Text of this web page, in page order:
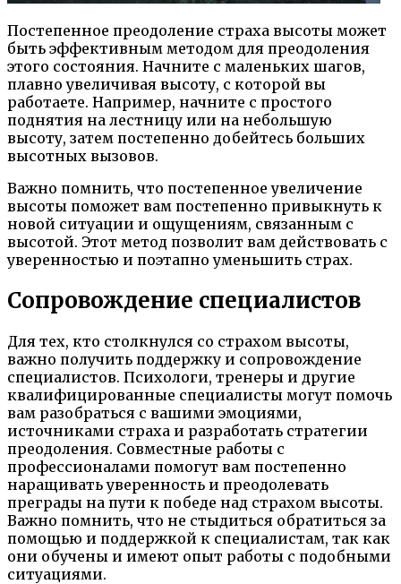
Постепенное преодоление страха высоты может
быть эффективным методом для преодоления
этого состояния. Начните с маленьких шагов,
плавно увеличивая высоту, с которой вы
работаете. Например, начните с простого
поднятия на лестницу или на небольшую
высоту, затем постепенно добейтесь больших
высотных вызовов.
Важно помнить, что постепенное увеличение
высоты поможет вам постепенно привыкнуть к
новой ситуации и ощущениям, связанным с
высотой. Этот метод позволит вам действовать с
уверенностью и поэтапно уменьшить страх.
Сопровождение специалистов
Для тех, кто столкнулся со страхом высоты,
важно получить поддержку и сопровождение
специалистов. Психологи, тренеры и другие
квалифицированные специалисты могут помочь
вам разобраться с вашими эмоциями,
источниками страха и разработать стратегии
преодоления. Совместные работы с
профессионалами помогут вам постепенно
наращивать уверенность и преодолевать
преграды на пути к победе над страхом высоты.
Важно помнить, что не стыдиться обратиться за
помощью и поддержкой к специалистам, так как
они обучены и имеют опыт работы с подобными
ситуациями.